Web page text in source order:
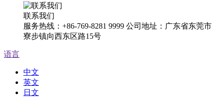
联系我们
服务热线：+86-769-8281 9999 公司地址：广东省东莞市
寮步镇向西东区路15号
语言
中文
英文
日文